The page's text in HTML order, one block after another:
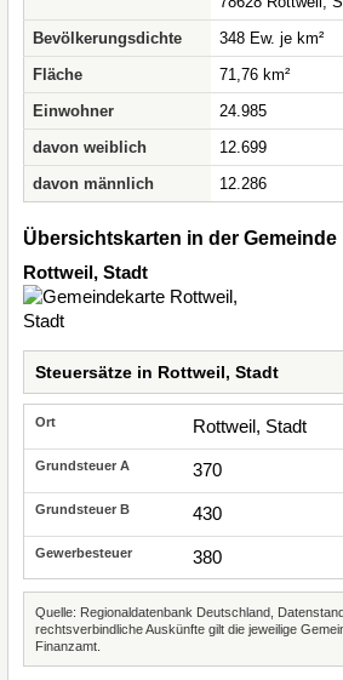
Bevölkerungsdichte
348 Ew. je km²
Fläche
71,76 km²
Einwohner
24.985
davon weiblich
12.699
davon männlich
12.286
Übersichtskarten in der Gemeinde
Rottweil, Stadt
Steuersätze in Rottweil, Stadt
Rottweil, Stadt
370
430
380
Quelle: Regionaldatenbank Deutschland,
rechtsverbindliche Auskünfte gilt die jeweilige
Finanzamt.